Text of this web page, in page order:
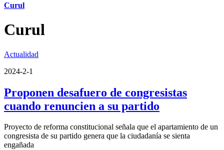
Curul
Curul
Actualidad
2024-2-1
Proponen desafuero de congresistas
cuando renuncien a su partido
Proyecto de reforma constitucional señala que el apartamiento de un
congresista de su partido genera que la ciudadanía se sienta
engañada